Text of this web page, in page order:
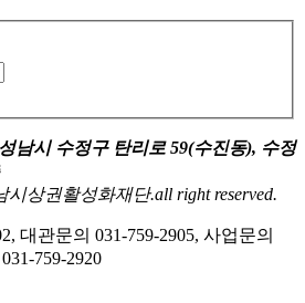
남시 수정구 탄리로 59(수진동), 수정
시상권활성화재단.all right reserved.